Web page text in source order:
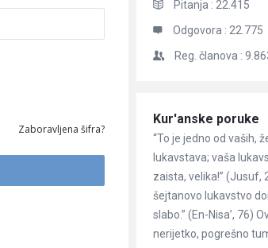
Zaboravljena šifra?
Pitanja : 22.415
Odgovora : 22.775
Reg. članova :
Članci
Kur'anske poruke
“To je jedno od vaših,
lukavstava; vaša
zaista, velika!” (Jusuf,
šejtanovo lukavstvo
slabo.” (En-Nisa’, 76)
nerijetko, pogrešno